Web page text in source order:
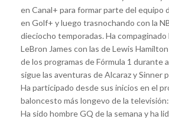
en Canal+ para formar parte del equipo
en Golf+ y luego trasnochando con la
dieciocho temporadas. Ha compaginado
LeBron James con las de Lewis
de los programas de Fórmula 1 durante
sigue las aventuras de Alcaraz y Sinner
Ha participado desde sus inicios en el
baloncesto más longevo de la
Ha sido hombre GQ de la semana y ha